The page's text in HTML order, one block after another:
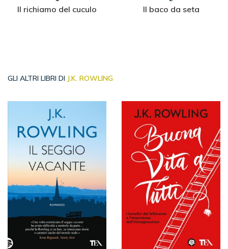
Il richiamo del cuculo Il baco da seta
GLI ALTRI LIBRI DI J.K. ROWLING